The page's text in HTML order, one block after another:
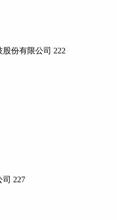
份有限公司 222
227